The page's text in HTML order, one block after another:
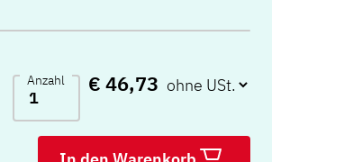
Anzahl € 46,73